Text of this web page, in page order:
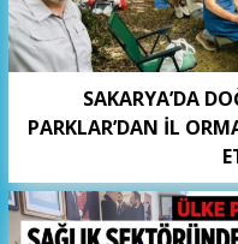
SAKARYA’DA
PARKLAR’DAN İL